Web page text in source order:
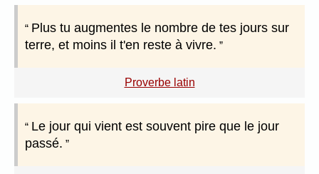
Plus tu augmentes le nombre de tes jours sur
terre, et moins il t'en reste à vivre.
Proverbe latin
Le jour qui vient est souvent pire que le jour
passé.